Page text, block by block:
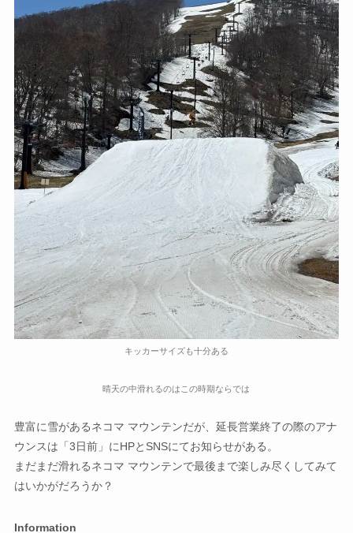
キッカーサイズも十分ある
晴天の中滑れるのはこの時期ならでは
豊富に雪があるネコマ マウンテンだが、延長営業終了の際のアナ
ウンスは「3日前」にHPとSNSにてお知らせがある。
まだまだ滑れるネコマ マウンテンで最後まで楽しみ尽くしてみて
はいかがだろうか？
Information